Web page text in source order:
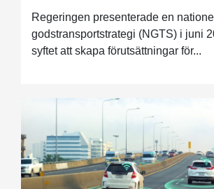
Regeringen presenterade en nationell
godstransportstrategi (NGTS) i juni
syftet att skapa förutsättningar för...